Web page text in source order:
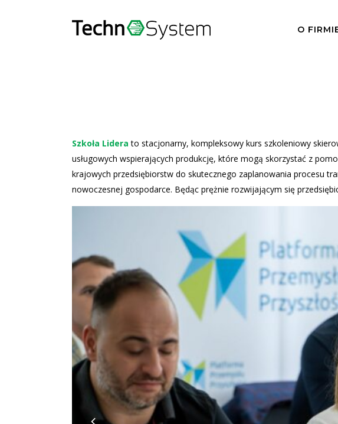
O
Szkoła Lidera to stacjonarny, kompleksowy kurs szkoleniowy
usługowych wspierających produkcję, które mogą skorzystać z
krajowych przedsiębiorstw do skutecznego zaplanowania procesu
nowoczesnej gospodarce. Będąc prężnie rozwijającym się